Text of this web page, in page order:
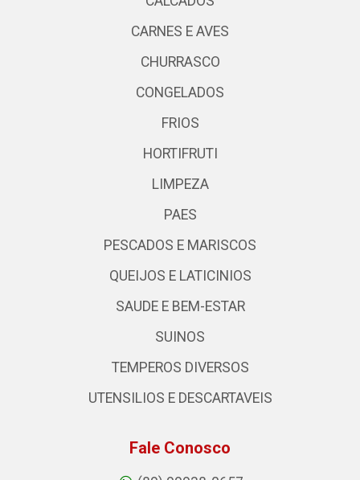
CARNES E AVES
CHURRASCO
CONGELADOS
FRIOS
HORTIFRUTI
LIMPEZA
PAES
PESCADOS E MARISCOS
QUEIJOS E LATICINIOS
SAUDE E BEM-ESTAR
SUINOS
TEMPEROS DIVERSOS
UTENSILIOS E DESCARTAVEIS
Fale Conosco